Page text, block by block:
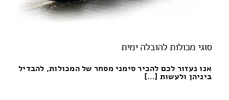
סוגי מכולות להובלה ימית
אנו נעזור לכם להכיר סימני מסחר של המכולות, להבדיל
ביניהן ולעשות […]